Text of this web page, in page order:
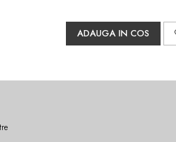
ADAUGA IN COS